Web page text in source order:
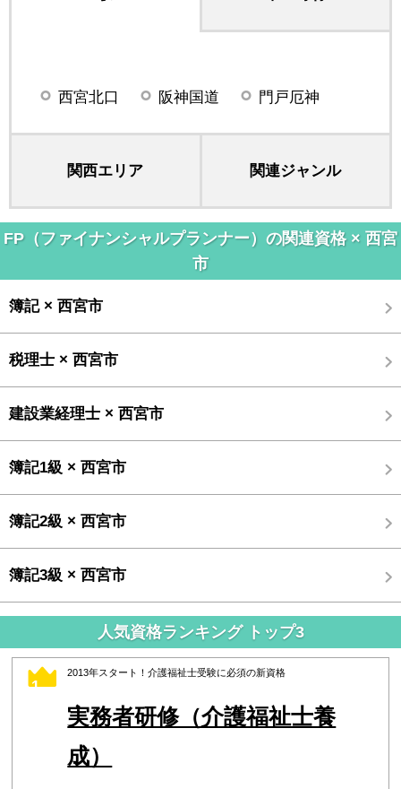
西宮北口 阪神国道 門戸厄神
関西エリア 関連ジャンル
FP（ファイナンシャルプランナー）の関連資格 × 西宮
市
簿記 × 西宮市
税理士 × 西宮市
建設業経理士 × 西宮市
簿記1級 × 西宮市
簿記2級 × 西宮市
簿記3級 × 西宮市
人気資格ランキング トップ3
1
2013年スタート！介護福祉士受験に必須の新資格
実務者研修（介護福祉士養
成）